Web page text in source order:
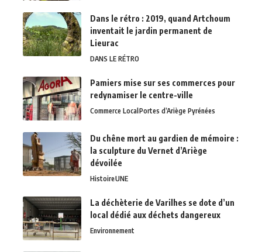
Dans le rétro : 2019, quand Artchoum
inventait le jardin permanent de
Lieurac
DANS LE RÉTRO
Pamiers mise sur ses commerces pour
redynamiser le centre-ville
Commerce Local Portes d’Ariège Pyrénées
Du chêne mort au gardien de mémoire :
la sculpture du Vernet d’Ariège
dévoilée
HistoireUNE
La déchèterie de Varilhes se dote d’un
local dédié aux déchets dangereux
Environnement